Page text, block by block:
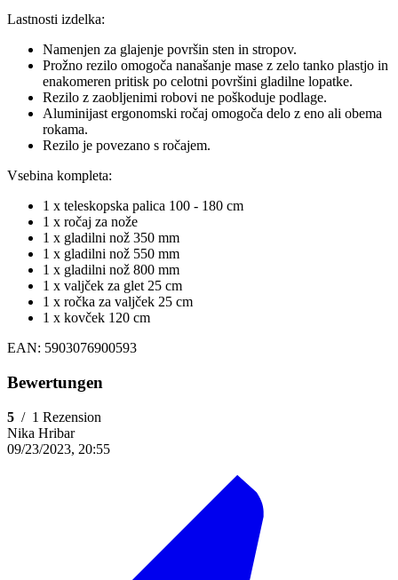
Lastnosti izdelka:
Namenjen za glajenje površin sten in stropov.
Prožno rezilo omogoča nanašanje mase z zelo tanko plastjo in
enakomeren pritisk po celotni površini gladilne lopatke.
Rezilo z zaobljenimi robovi ne poškoduje podlage.
Aluminijast ergonomski ročaj omogoča delo z eno ali obema
rokama.
Rezilo je povezano s ročajem.
Vsebina kompleta:
1 x teleskopska palica 100 - 180 cm
1 x ročaj za nože
1 x gladilni nož 350 mm
1 x gladilni nož 550 mm
1 x gladilni nož 800 mm
1 x valjček za glet 25 cm
1 x ročka za valjček 25 cm
1 x kovček 120 cm
EAN: 5903076900593
Bewertungen
5 / 1 Rezension
Nika Hribar
09/23/2023, 20:55